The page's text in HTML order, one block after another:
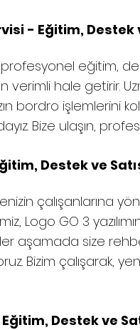
- Eğitim, Destek
profesyonel eğitim,
hale getirir.
bordro işlemlerini
Bize ulaşın,
Destek ve
çalışanlarına
Logo GO 3
aşamada size
Bizim çalışarak,
Destek ve